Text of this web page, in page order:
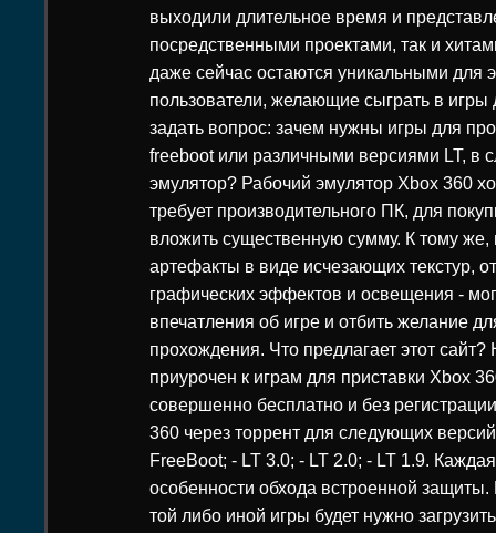
выходили длительное время и
посредственными проектами, так и
даже сейчас остаются уникальными для
пользователи, желающие сыграть в игры
задать вопрос: зачем нужны игры для
freeboot или различными версиями LT, в
эмулятор? Рабочий эмулятор Xbox 360
требует производительного ПК, для
вложить существенную сумму. К тому
артефакты в виде исчезающих текстур,
графических эффектов и освещения -
впечатления об игре и отбить желание
прохождения. Что предлагает этот
приурочен к играм для приставки Xbox
совершенно бесплатно и без
360 через торрент для следующих
FreeBoot; - LT 3.0; - LT 2.0; - LT 1.9.
особенности обхода встроенной защиты.
той либо иной игры будет нужно